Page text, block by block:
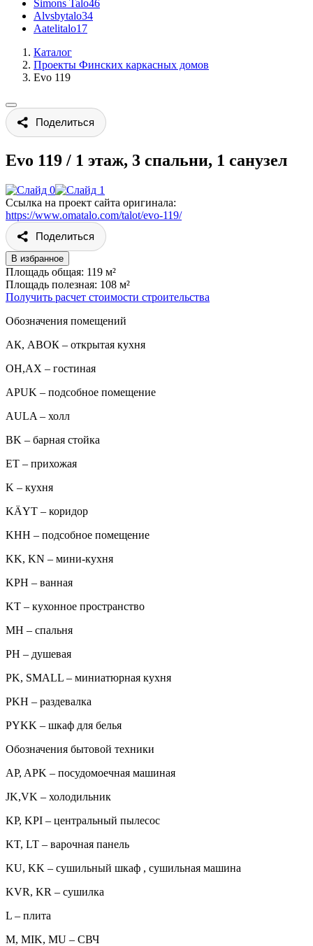
Simons Talo46
Alvsbytalo34
Aatelitalo17
Каталог
Проекты Финских каркасных домов
Evo 119
Поделиться
Evo 119 / 1 этаж, 3 спальни, 1 санузел
Ссылка на проект сайта оригинала:
https://www.omatalo.com/talot/evo-119/
Поделиться
В избранное
Площадь общая: 119 м²
Площадь полезная: 108 м²
Получить расчет стоимости строительства
Обозначения помещений
АК, АВОК – открытая кухня
ОН,AX – гостиная
APUK – подсобное помещение
AULA – холл
BK – барная стойка
ET – прихожая
K – кухня
KÄYT – коридор
KHH – подсобное помещение
KK, KN – мини-кухня
KPH – ванная
KT – кухонное пространство
MH – спальня
PH – душевая
PK, SMALL – миниатюрная кухня
PKH – раздевалка
PYKK – шкаф для белья
Обозначения бытовой техники
AP, APK – посудомоечная машиная
JK,VK – холодильник
KP, KPI – центральный пылесос
KT, LT – варочная панель
KU, KK – сушильный шкаф , сушильная машина
KVR, KR – сушилка
L – плита
M, MIK, MU – СВЧ